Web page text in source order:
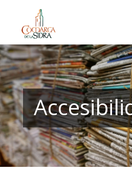
contenido
principal